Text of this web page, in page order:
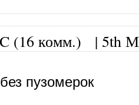
(16 комм.) | 5th
пузомерок